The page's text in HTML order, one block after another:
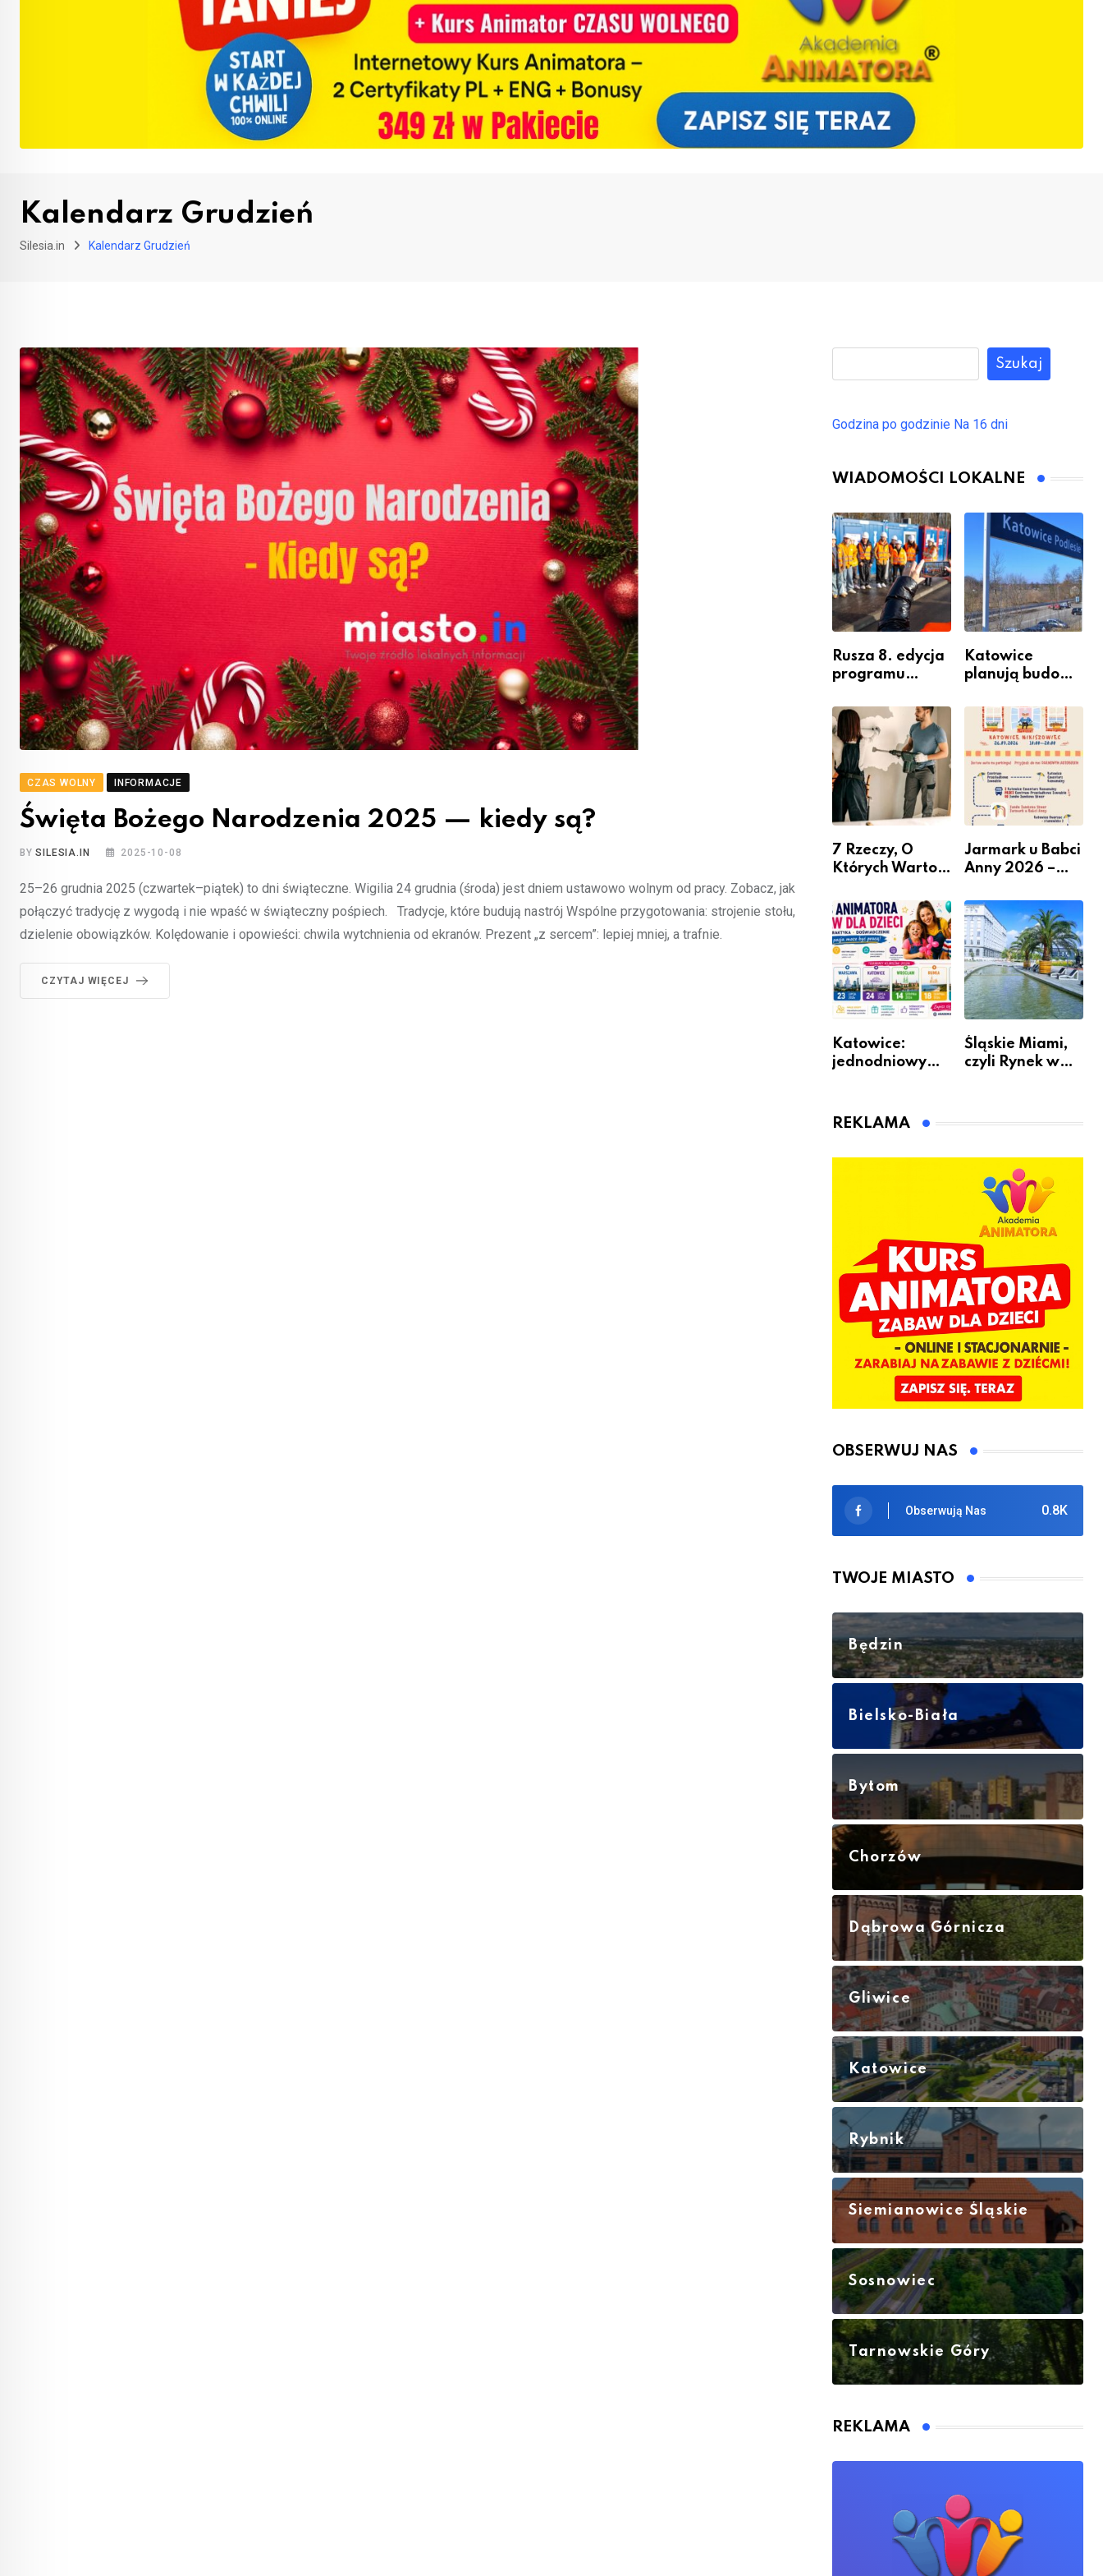
Kalendarz Grudzień
Silesia.in Kalendarz Grudzień
CZAS WOLNY INFORMACJE
Święta Bożego Narodzenia 2025 — kiedy są?
BYSILESIA.IN 2025-10-08
25–26 grudnia 2025 (czwartek–piątek) to dni świąteczne. Wigilia 24 grudnia (środa) jest dniem ustawowo wolnym od pracy. Zobacz, jak
połączyć tradycję z wygodą i nie wpaść w świąteczny pośpiech. Tradycje, które budują nastrój Wspólne przygotowania: strojenie stołu,
dzielenie obowiązków. Kolędowanie i opowieści: chwila wytchnienia od ekranów. Prezent „z sercem”: lepiej mniej, a trafnie.
CZYTAJ WIĘCEJ
Szukaj
Godzina po godzinie Na 16 dni
WIADOMOŚCI LOKALNE
Rusza 8. edycja
programu
Miastem
Fachowców” –
nabór dla
przedsiębiorców
Katowice
planują budowę
przesiadkoweg
o w Podlesiu
7 Rzeczy, O
Których Warto
Remontem
Mieszkania
Jarmark u Babci
Anny 2026 –
Katowice:
jednodniowy
animatora
Śląskie Miami,
czyli Rynek w
REKLAMA
OBSERWUJ NAS
0.8K
Obserwują Nas
TWOJE MIASTO
Będzin
Bielsko-Biała
Bytom
Chorzów
Dąbrowa Górnicza
Gliwice
Katowice
Rybnik
Siemianowice Śląskie
Sosnowiec
Tarnowskie Góry
REKLAMA